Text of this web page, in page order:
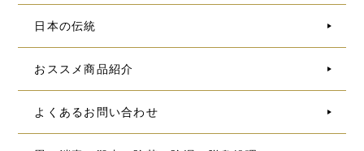
日本の伝統
おススメ商品紹介
よくあるお問い合わせ